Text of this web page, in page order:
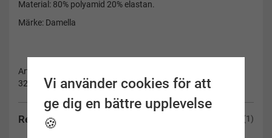
Recensioner (1)
Material: 80% polyamid 20% elastan.
Märke: Damella
Artikelnummer:
32543-000-44
Vi använder cookies för att
ge dig en bättre upplevelse
🍪